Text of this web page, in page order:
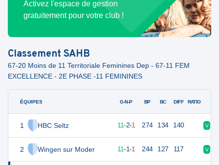
Activez l'espace de gestion
gratuitement pour votre club !
Classement SAHB
67-20 Moins de 11 Territoriale Feminines Dep - 67-11 FEM
EXCELLENCE - 2E PHASE -11 FEMININES
ÉQUIPES
1 HBC Seltz
2 Wingen sur Moder
G-N-P BP BC DIFF RATIO
11-2-1 274 134 140 V
36 11-1-1 244 127 117 V